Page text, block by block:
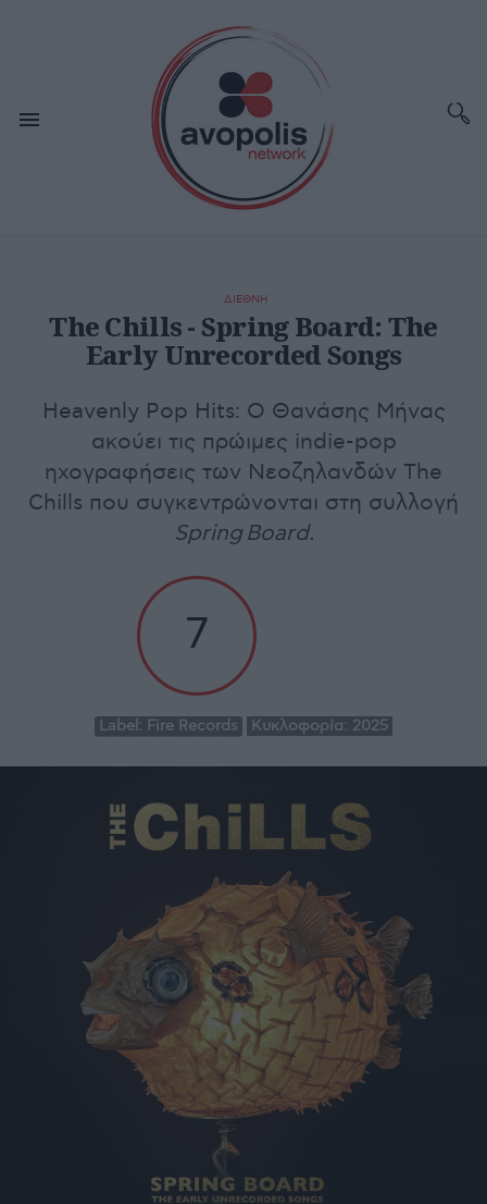
ΔΙΕΘΝΗ
The Chills - Spring Board: The
Early Unrecorded Songs
Heavenly Pop Hits: Ο Θανάσης Μήνας
ακούει τις πρώιμες indie-pop
ηχογραφήσεις των Νεοζηλανδών The
Chills που συγκεντρώνονται στη συλλογή
SpringBoard.
7
Label: Fire Records Κυκλοφορία: 2025